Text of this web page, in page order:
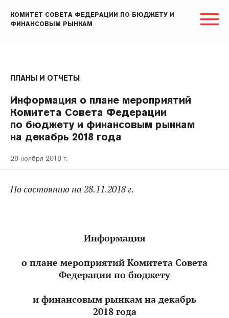
КОМИТЕТ СОВЕТА ФЕДЕРАЦИИ ПО БЮДЖЕТУ И
ФИНАНСОВЫМ РЫНКАМ
ПЛАНЫ И ОТЧЕТЫ
Информация о плане мероприятий
Комитета Совета Федерации
по бюджету и финансовым рынкам
на декабрь 2018 года
29 ноября 2018 г.
По состоянию на 28.11.2018 г.
Информация
о плане мероприятий Комитета Совета
Федерации по бюджету
и финансовым рынкам на декабрь
2018 года